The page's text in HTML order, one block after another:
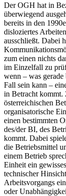
Der OGH hat in
überwiegend
bereits in den
disloziertes
ausschließt. Dabei
zum einen nichts
im Einzelfall zu
wenn – was
Fall sein kann –
in Betracht kommt.
österreichischen
organisatorische
einen bestimmten
des/der BI, des
kommt. Dabei
die Betriebsmittel
einem Betrieb
Einheit ein
technischer
Arbeitsvorgangs
oder